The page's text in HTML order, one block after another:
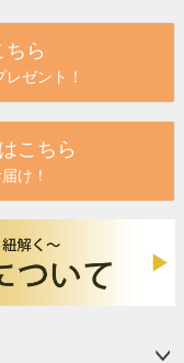
ら
ゼント！
こちら
け！